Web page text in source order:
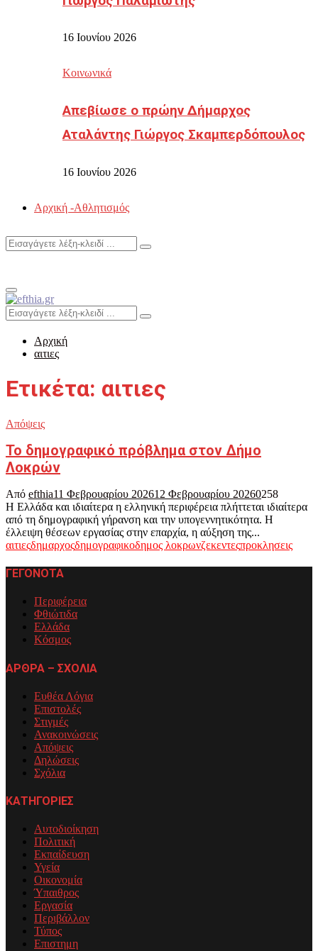
16 Ιουνίου 2026
Κοινωνικά
Απεβίωσε ο πρώην Δήμαρχος
Αταλάντης Γιώργος Σκαμπερδόπουλος
16 Ιουνίου 2026
Αρχική -Αθλητισμός
Search
Search
Primary
Menu
Search
for:
Search
Αρχική
αιτιες
Ετικέτα: αιτιες
Απόψεις
Το δημογραφικό πρόβλημα στον Δήμο
Λοκρών
Από efthia11 Φεβρουαρίου 202612 Φεβρουαρίου 20260258
Η Ελλάδα και ιδιαίτερα η ελληνική περιφέρεια πλήττεται ιδιαίτερα
από τη δημογραφική γήρανση και την υπογεννητικότητα. Η
έλλειψη θέσεων εργασίας στην επαρχία, η αύξηση της...
αιτιεςδημαρχοςδημογραφικοδημος λοκρωνζεκεντεςπροκλησεις
ΓΕΓΟΝΟΤΑ
Περιφέρεια
Φθιώτιδα
Ελλάδα
Κόσμος
ΑΡΘΡΑ – ΣΧΟΛΙΑ
Ευθέα Λόγια
Επιστολές
Στιγμές
Ανακοινώσεις
Απόψεις
Δηλώσεις
Σχόλια
ΚΑΤΗΓΟΡΙΕΣ
Αυτοδιοίκηση
Πολιτική
Εκπαίδευση
Υγεία
Οικονομία
Ύπαιθρος
Εργασία
Περιβάλλον
Τύπος
Επιστημη